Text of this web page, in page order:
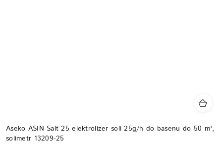
Aseko ASIN Salt 25 elektrolizer soli 25g/h do basenu do 50 m³,
solimetr 13209-25